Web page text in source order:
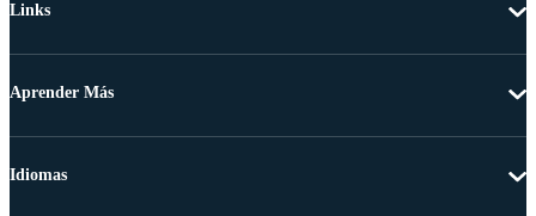
Links
Aprender Más
Idiomas